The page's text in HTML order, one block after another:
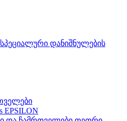
დანიშნულების
EPSILON